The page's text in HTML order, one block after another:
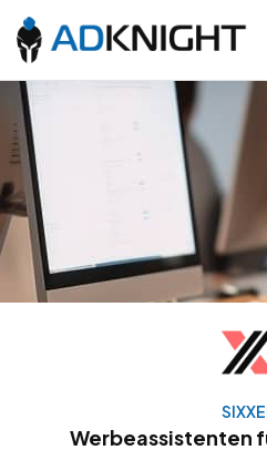
Werbeassistenten